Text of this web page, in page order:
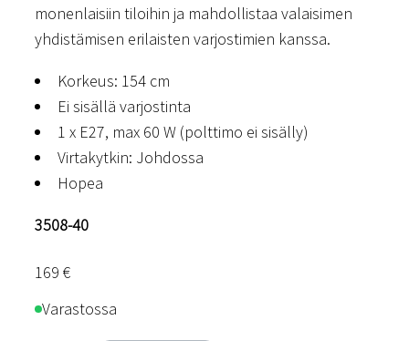
monenlaisiin tiloihin ja mahdollistaa valaisimen
yhdistämisen erilaisten varjostimien kanssa.
Korkeus: 154 cm
Ei sisällä varjostinta
1 x E27, max 60 W (polttimo ei sisälly)
Virtakytkin: Johdossa
Hopea
3508-40
169 €
Varastossa